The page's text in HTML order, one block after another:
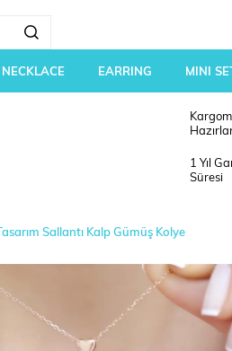
NECKLACE EARRING MINI
Kargom
1 Yıl
Süresi
Tasarım Sallantı Kalp Gümüş Kolye